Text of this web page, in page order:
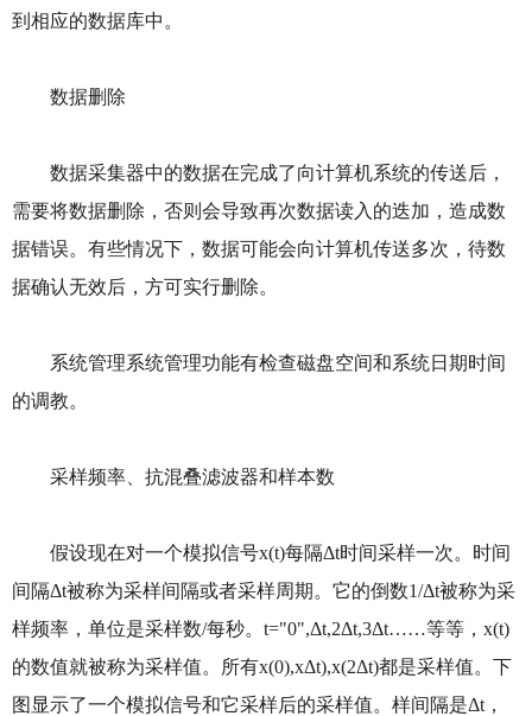
到相应的数据库中。
数据删除
数据采集器中的数据在完成了向计算机系统的传送后，
需要将数据删除，否则会导致再次数据读入的迭加，造成数
据错误。有些情况下，数据可能会向计算机传送多次，待数
据确认无效后，方可实行删除。
系统管理系统管理功能有检查磁盘空间和系统日期时间
的调教。
采样频率、抗混叠滤波器和样本数
假设现在对一个模拟信号x(t)每隔Δt时间采样一次。时间
间隔Δt被称为采样间隔或者采样周期。它的倒数1/Δt被称为采
样频率，单位是采样数/每秒。t="0",Δt,2Δt,3Δt……等等，x(t)
的数值就被称为采样值。所有x(0),xΔt),x(2Δt)都是采样值。下
图显示了一个模拟信号和它采样后的采样值。样间隔是Δt，